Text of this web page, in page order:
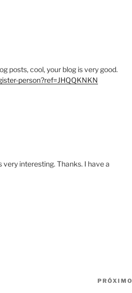
posts, cool, your blog is very good.
person?ref=JHQQKNKN
interesting. Thanks. I have a
PRÓXIMO